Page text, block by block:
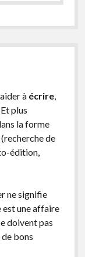
à écrire,
Et plus
la forme
de
édition,
ne signifie
une affaire
doivent pas
bons